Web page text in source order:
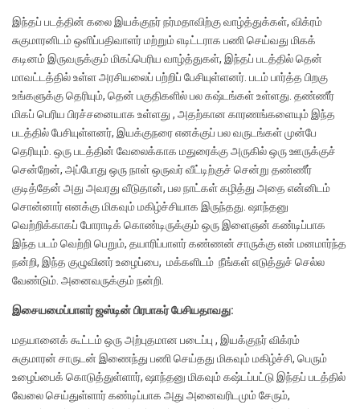
இந்தப் படத்தின் கலை இயக்குநர் நர்மதாவிற்கு வாழ்த்துக்கள், விக்ரம்
சுகுமாரனிடம் ஒளிப்பதிவாளர் மற்றும் எடிட்டராக பணி செய்வது மிகக்
கடினம் இருவருக்கும் மிகப்பெரிய வாழ்த்துகள், இந்தப் படத்தில் தென்
மாவட்டத்தில் உள்ள அரசியலைப் பற்றிப் பேசியுள்ளனர். படம் பார்த்த பிறகு
உங்களுக்கு தெரியும், தென் பகுதிகளில் பல கஷ்டங்கள் உள்ளது. தண்ணீர்
மிகப் பெரிய பிரச்சனையாக உள்ளது , அதற்கான காரணங்களையும் இந்த
படத்தில் பேசியுள்ளனர், இயக்குநரை எனக்குப் பல வருடங்கள் முன்பே
தெரியும். ஒரு படத்தின் வேலைக்காக மதுரைக்கு அருகில் ஒரு ஊருக்குச்
சென்றேன், அப்போது ஒரு நாள் ஒருவர் வீட்டிற்குச் சென்று தண்ணீர்
குடித்தேன் அது அவரது வீடுதான், பல நாட்கள் கழித்து அதை என்னிடம்
சொன்னார் எனக்கு மிகவும் மகிழ்ச்சியாக இருந்தது. ஷாந்தனு
வெற்றிக்காகப் போராடிக் கொண்டிருக்கும் ஒரு இளைஞன் கண்டிப்பாக
இந்த படம் வெற்றி பெறும், தயாரிப்பாளர் கண்ணன் சாருக்கு என் மனமார்ந்த
நன்றி, இந்த குழுவினர் உழைப்பை, மக்களிடம் நீங்கள் எடுத்துச் செல்ல
வேண்டும். அனைவருக்கும் நன்றி.
இசையமைப்பாளர் ஜஸ்டின் பிரபாகர் பேசியதாவது:
மதயானைக் கூட்டம் ஒரு அற்புதமான படைப்பு , இயக்குநர் விக்ரம்
சுகுமாரன் சாருடன் இணைந்து பணி செய்தது மிகவும் மகிழ்ச்சி, பெரும்
உழைப்பைக் கொடுத்துள்ளார், ஷாந்தனு மிகவும் கஷ்டப்பட்டு இந்தப் படத்தில்
வேலை செய்துள்ளார் கண்டிப்பாக அது அனைவரிடமும் சேரும்,